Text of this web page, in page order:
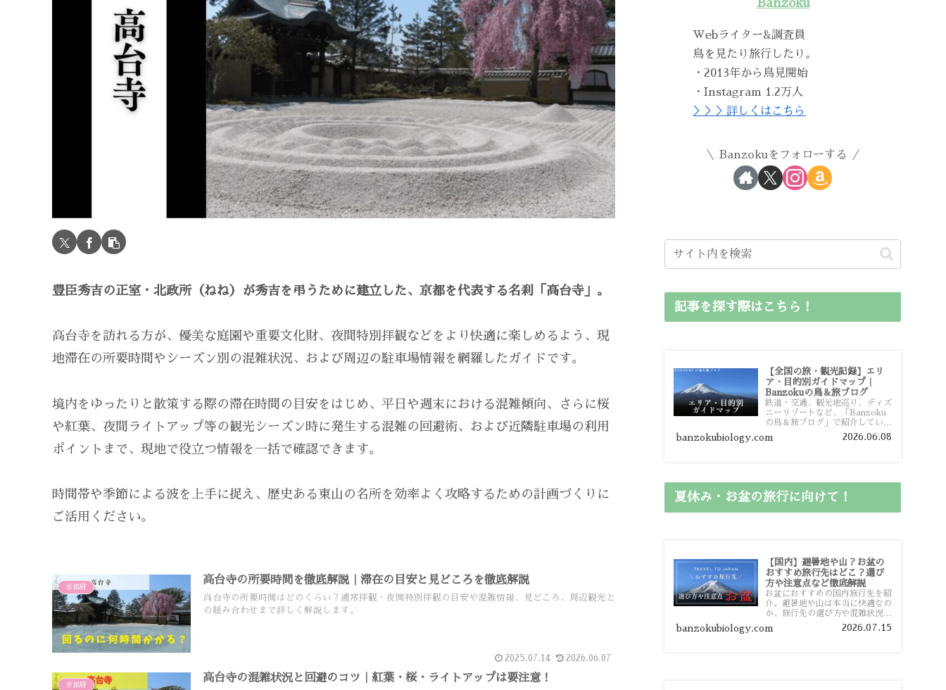
豊臣秀吉の正室・北政所（ねね）が秀吉を弔うために建立した、京都を代表する名刹「高台寺」。
高台寺を訪れる方が、優美な庭園や重要文化財、夜間特別拝観などをより快適に楽しめるよう、現
地滞在の所要時間やシーズン別の混雑状況、および周辺の駐車場情報を網羅したガイドです。
境内をゆったりと散策する際の滞在時間の目安をはじめ、平日や週末における混雑傾向、さらに桜
や紅葉、夜間ライトアップ等の観光シーズン時に発生する混雑の回避術、および近隣駐車場の利用
ポイントまで、現地で役立つ情報を一括で確認できます。
時間帯や季節による波を上手に捉え、歴史ある東山の名所を効率よく攻略するための計画づくりに
ご活用ください。
京都府
高台寺の所要時間を徹底解説｜滞在の目安と見どころを徹底解説
高台寺の所要時間はどのくらい？通常拝観・夜間特別拝観の目安や混雑情報、見どころ、周辺観光と
の組み合わせまで詳しく解説します。
2025.07.14 2026.06.07
京都府
高台寺の混雑状況と回避のコツ｜紅葉・桜・ライトアップは要注意！
Banzoku
Webライター&調査員
鳥を見たり旅行したり。
・2013年から鳥見開始
・Instagram 1.2万人
＞＞＞詳しくはこちら
Banzokuをフォローする
記事を探す際はこちら！
【全国の旅・観光記録】エリ
ア・目的別ガイドマップ｜
Banzokuの鳥＆旅ブログ
鉄道・交通、観光地巡り、ディズ
ニーリゾートなど、「Banzoku
の鳥＆旅ブログ」で紹介している
全国の旅行・観光記録をエリアや
目的別に整理しました。あなたが
banzokubiology.com 2026.06.08
夏休み・お盆の旅行に向けて！
【国内】避暑地や山？お盆の
おすすめ旅行先はどこ？選び
方や注意点など徹底解説
お盆におすすめの国内旅行先を紹
介。避暑地や山は本当に快適なの
か、旅行先の選び方や混雑状況、
注意点、比較的混雑を避けやすい
おすすめスポットまで旅行前に役
banzokubiology.com 2026.07.15